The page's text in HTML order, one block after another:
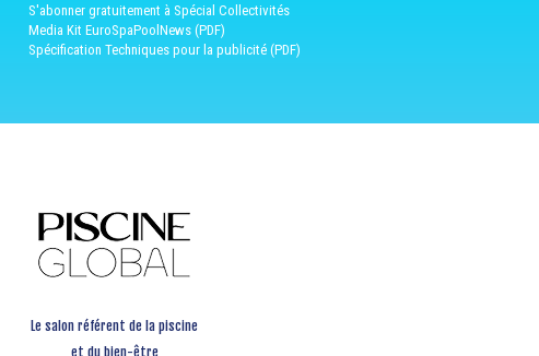
S'abonner gratuitement à Spécial Collectivités
Media Kit EuroSpaPoolNews (PDF)
Spécification Techniques pour la publicité (PDF)
Le salon référent de la piscine
et du bien-être